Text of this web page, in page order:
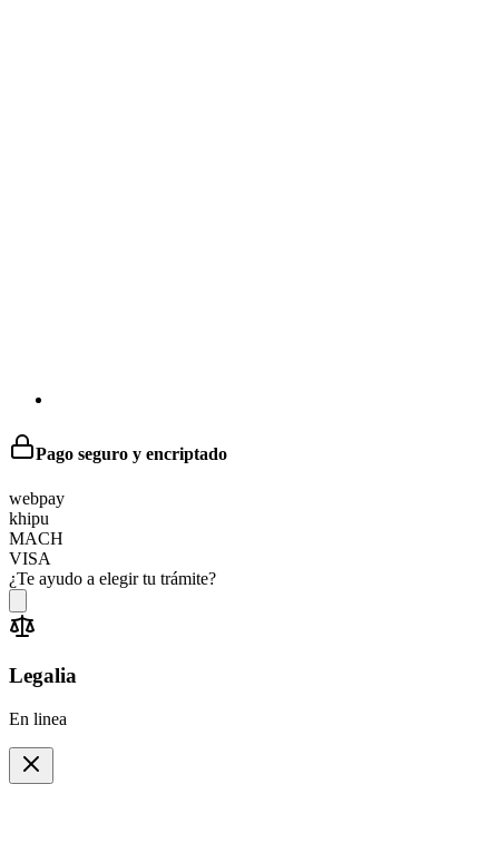
Pago seguro y encriptado
webpay
khipu
MACH
VISA
¿Te ayudo a elegir tu trámite?
Legalia
En linea